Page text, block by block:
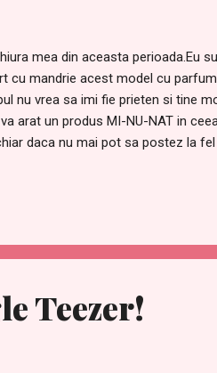
mea din aceasta perioada.Eu
cu mandrie acest model cu
nu vrea sa imi fie prieten si tine
arat un produs MI-NU-NAT in
daca nu mai pot sa postez la fel
Teezer!